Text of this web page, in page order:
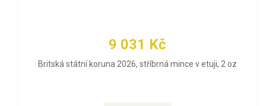
9 031 Kč
Britská státní koruna 2026, stříbrná mince v etuji, 2 oz